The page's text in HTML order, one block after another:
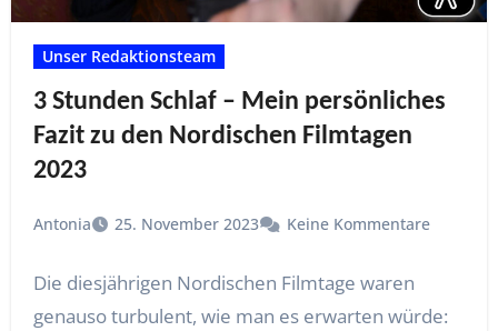
Unser Redaktionsteam
3 Stunden Schlaf – Mein persönliches
Fazit zu den Nordischen Filmtagen
2023
Antonia 25. November 2023 Keine Kommentare
Die diesjährigen Nordischen Filmtage waren
genauso turbulent, wie man es erwarten würde: